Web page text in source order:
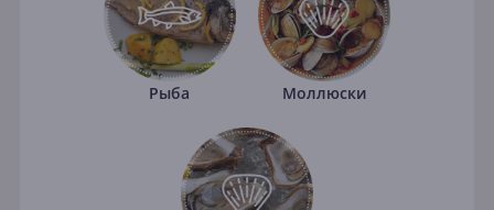
Рыба Моллюски